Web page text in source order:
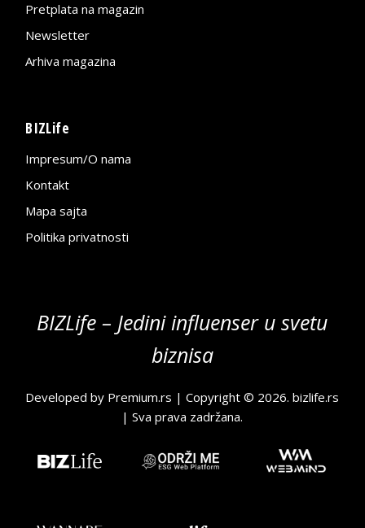
Pretplata na magazin
Newsletter
Arhiva magazina
BIZLife
Impresum/O nama
Kontakt
Mapa sajta
Politika privatnosti
BIZLife – Jedini influenser u svetu
biznisa
Developed by Premium.rs | Copyright © 2026.bizlife.rs
| Sva prava zadržana.